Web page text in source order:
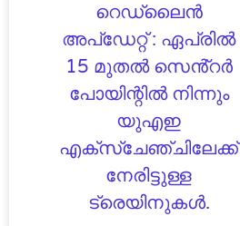
റെഡ്‌ലൈൻ
അപ്ഡേറ്റ് : ഏപ്രിൽ
15 മുതൽ സെൻ്റർ
പോയിന്റിൽ നിന്നും
യുഎഇ
എക്സ്ചേഞ്ചിലേക്ക്
നേരിട്ടുള്ള
ട്രെയിനുകൾ.